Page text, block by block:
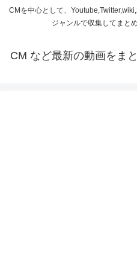
CMを中心として、
ジャンルで収集してまと
CM など最新の動画をま